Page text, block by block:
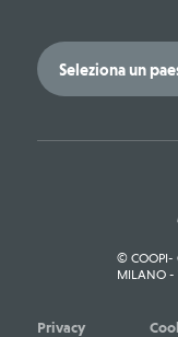
© COOPI-
MILANO -
Privacy